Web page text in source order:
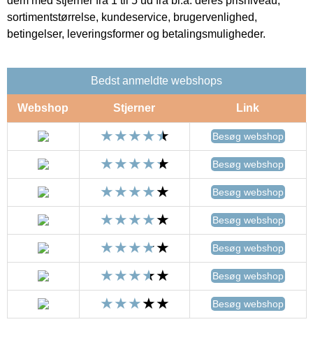
sortimentstørrelse, kundeservice, brugervenlighed,
betingelser, leveringsformer og betalingsmuligheder.
Bedst anmeldte webshops
Webshop Stjerner Link
Besøg webshop
Besøg webshop
Besøg webshop
Besøg webshop
Besøg webshop
Besøg webshop
Besøg webshop